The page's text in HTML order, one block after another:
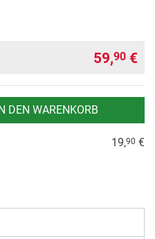
59,90 €
IN DEN WARENKORB
19,90 €